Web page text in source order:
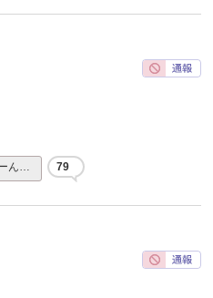
ん… 79